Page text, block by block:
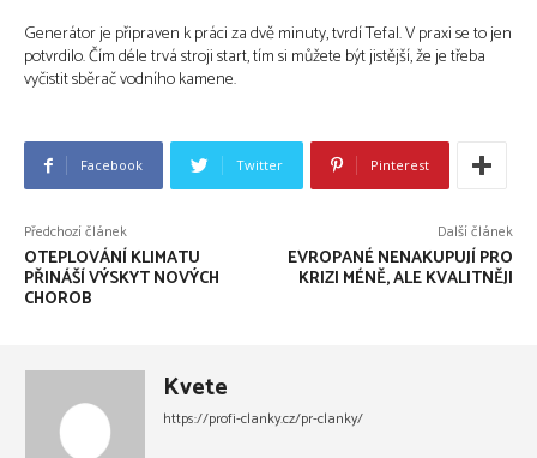
Generátor je připraven k práci za dvě minuty, tvrdí Tefal. V praxi se to jen
potvrdilo. Čím déle trvá stroji start, tím si můžete být jistější, že je třeba
vyčistit sběrač vodního kamene.
Facebook Twitter Pinterest
Předchozí článek
OTEPLOVÁNÍ KLIMATU
PŘINÁŠÍ VÝSKYT NOVÝCH
CHOROB
Další článek
EVROPANÉ NENAKUPUJÍ PRO
KRIZI MÉNĚ, ALE KVALITNĚJI
Kvete
https://profi-clanky.cz/pr-clanky/